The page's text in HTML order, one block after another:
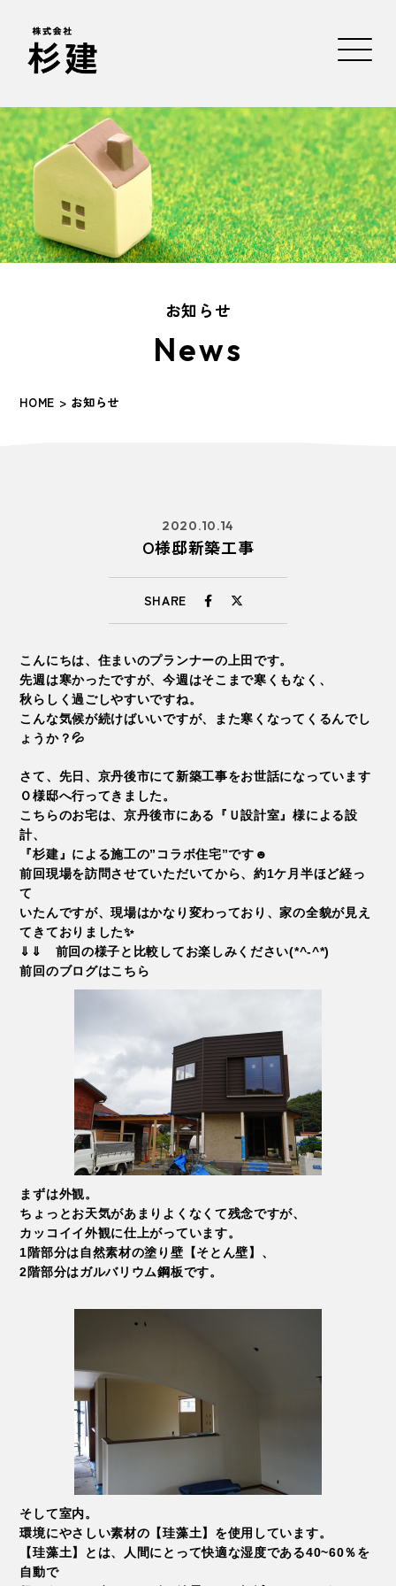
お知らせ
News
HOME > お知らせ
2020.10.14
O様邸新築工事
SHARE
こんにちは、住まいのプランナーの上田です。
先週は寒かったですが、今週はそこまで寒くもなく、
秋らしく過ごしやすいですね。
こんな気候が続けばいいですが、また寒くなってくるんでし
ょうか？💦
さて、先日、京丹後市にて新築工事をお世話になっています
Ｏ様邸へ行ってきました。
こちらのお宅は、京丹後市にある『Ｕ設計室』様による設
計、
『杉建』による施工の”コラボ住宅”です☻
前回現場を訪問させていただいてから、約1ケ月半ほど経っ
て
いたんですが、現場はかなり変わっており、家の全貌が見え
てきておりました✨
⇓⇓ 前回の様子と比較してお楽しみください(*^-^*)
前回のブログはこちら
まずは外観。
ちょっとお天気があまりよくなくて残念ですが、
カッコイイ外観に仕上がっています。
1階部分は自然素材の塗り壁【そとん壁】、
2階部分はガルバリウム鋼板です。
そして室内。
環境にやさしい素材の【珪藻土】を使用しています。
【珪藻土】とは、人間にとって快適な湿度である40~60％を
自動で